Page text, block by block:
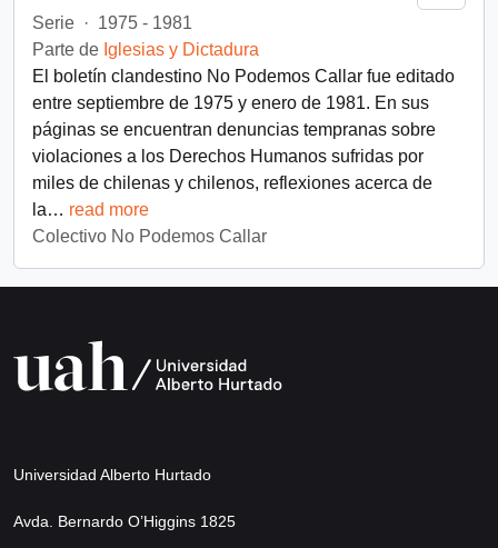
Serie · 1975 - 1981
Parte de Iglesias y Dictadura
El boletín clandestino No Podemos Callar fue editado
entre septiembre de 1975 y enero de 1981. En sus
páginas se encuentran denuncias tempranas sobre
violaciones a los Derechos Humanos sufridas por
miles de chilenas y chilenos, reflexiones acerca de
la… read more
Colectivo No Podemos Callar
Universidad Alberto Hurtado
Avda. Bernardo O’Higgins 1825